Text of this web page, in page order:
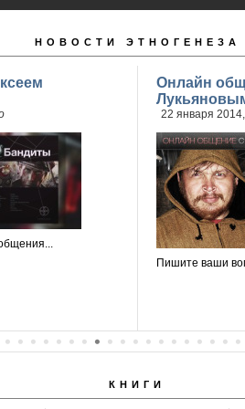
НОВОСТИ ЭТНОГЕНЕЗА
Онлайн
22 января 2014,
Пишите ваши
КНИГИ